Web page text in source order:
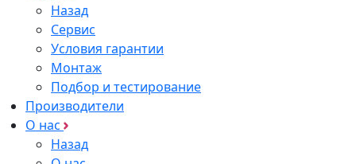
Назад
Сервис
Условия гарантии
Монтаж
Подбор и тестирование
Производители
О нас
Назад